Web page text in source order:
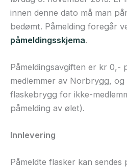
innen denne dato må man
bedømt. Påmelding foregår
påmeldingsskjema.
Påmeldingsavgiften er kr 0,-
medlemmer av Norbrygg,
flaskebrygg for ikke-
påmelding av ølet).
Innlevering
Påmeldte flasker kan